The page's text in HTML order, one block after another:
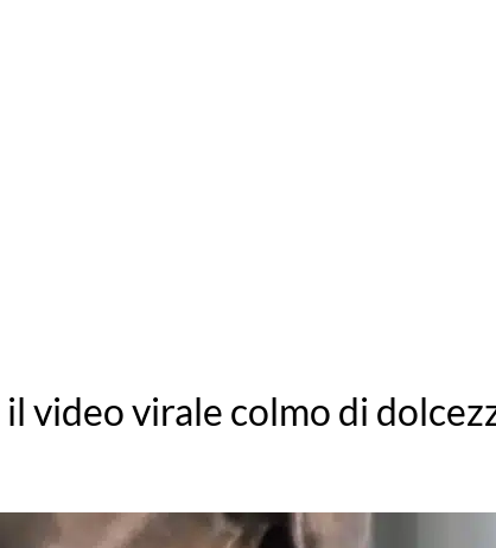
video virale colmo di